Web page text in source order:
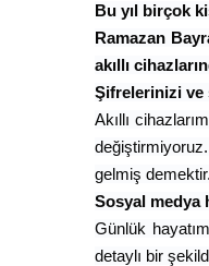
Bu yıl birçok
Ramazan
akıllı
Şifrelerinizi
Akıllı
gelmiş demektir.
Sosyal medya
Günlük
detaylı bir